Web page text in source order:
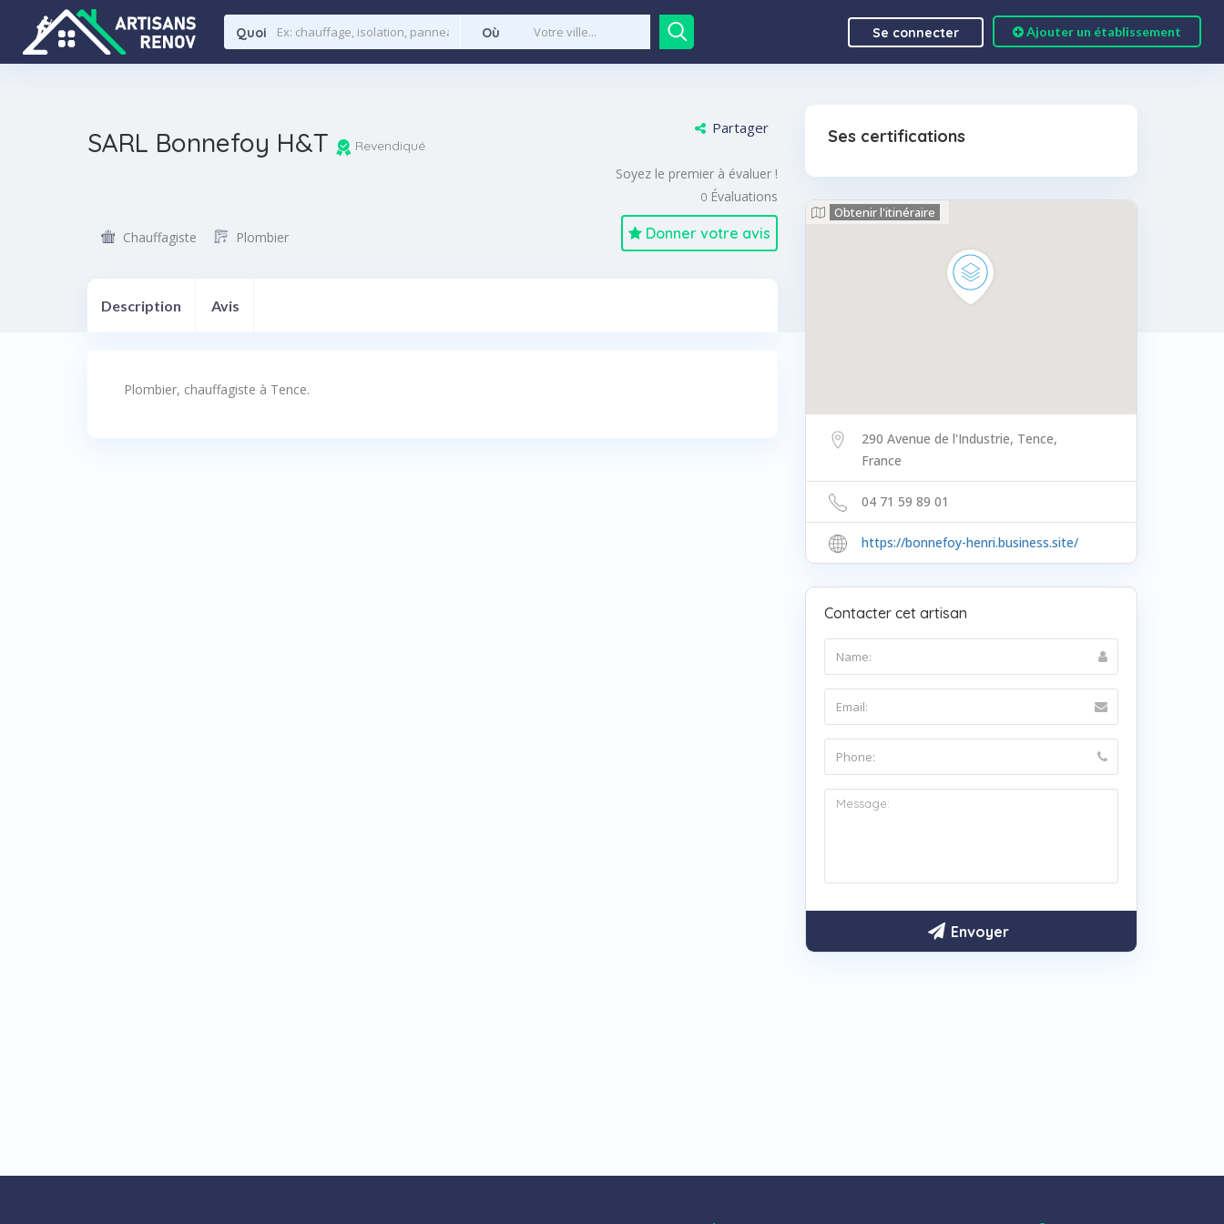
Quoi Où Ajouter un établissement
Se connecter
SARL Bonnefoy H&T Revendiqué
Partager
Soyez le premier à évaluer !
0 Évaluations
Chauffagiste Plombier Donner votre avis
Description Avis
Plombier, chauffagiste à Tence.
Ses certifications
Obtenir l'itinéraire
290 Avenue de l'Industrie, Tence,
France
04 71 59 89 01
https://bonnefoy-henri.business.site/
Contacter cet artisan